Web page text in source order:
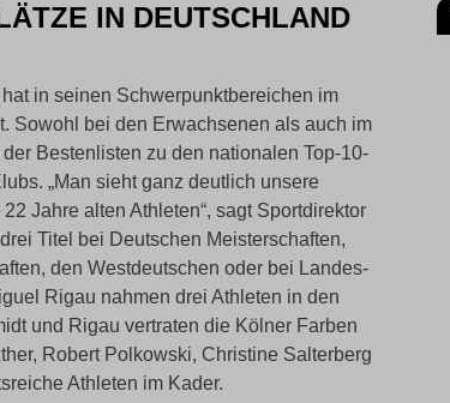
IN DEUTSCHLAND
in seinen Schwerpunktbereichen im
Sowohl bei den Erwachsenen als auch im
Bestenlisten zu den nationalen Top-10-
„Man sieht ganz deutlich unsere
Jahre alten Athleten“, sagt Sportdirektor
Titel bei Deutschen Meisterschaften,
den Westdeutschen oder bei Landes-
Rigau nahmen drei Athleten in den
und Rigau vertraten die Kölner Farben
Robert Polkowski, Christine Salterberg
Athleten im Kader.